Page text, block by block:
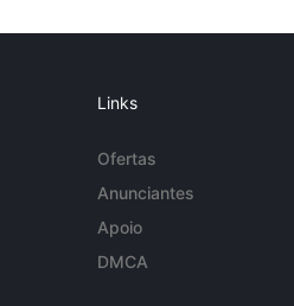
Links
Ofertas
Anunciantes
Apoio
DMCA